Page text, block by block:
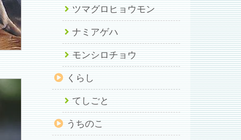
ツマグロヒョウモン
ナミアゲハ
モンシロチョウ
くらし
てしごと
うちのこ